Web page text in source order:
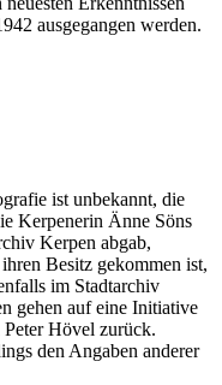
ausgegangen werden.
ist unbekannt, die
Kerpenerin Änne Söns
Kerpen abgab,
Besitz gekommen ist,
im Stadtarchiv
gehen auf eine Initiative
Hövel zurück.
den Angaben anderer